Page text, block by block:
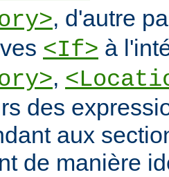
, d'autre
<If> à
,
des
aux
de manière